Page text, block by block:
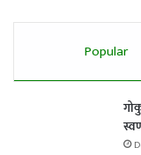
Popular